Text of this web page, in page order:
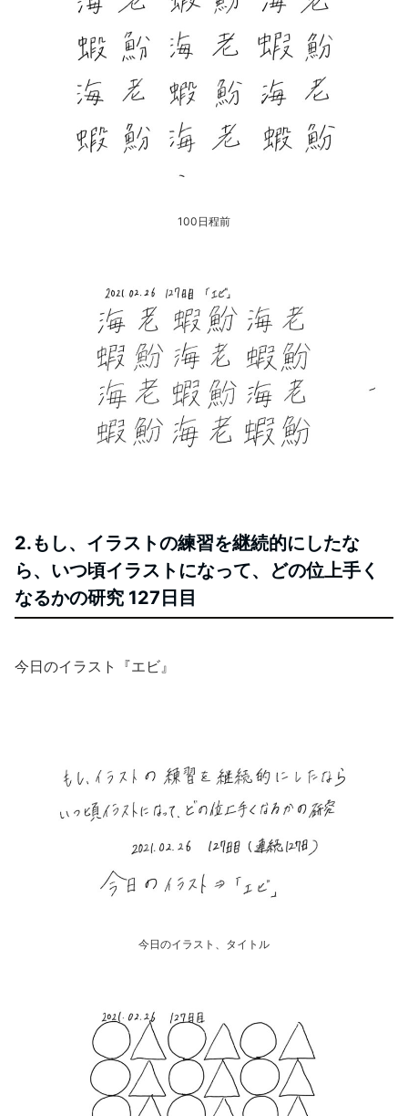
100日程前
2.もし、イラストの練習を継続的にしたな
ら、いつ頃イラストになって、どの位上手く
なるかの研究 127日目
今日のイラスト『エビ』
今日のイラスト、タイトル